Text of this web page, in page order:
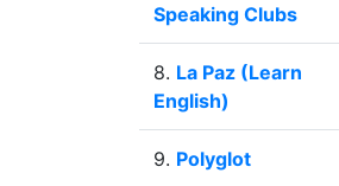
Speaking Clubs
8. La Paz (Learn
English)
9. Polyglot